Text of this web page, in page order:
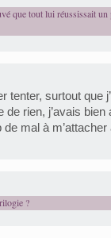
que tout lui réussissait
tenter, surtout que
rien, j’avais
de mal à
?